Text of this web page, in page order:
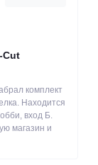
Cut
комплект
Находится
вход Б.
магазин и